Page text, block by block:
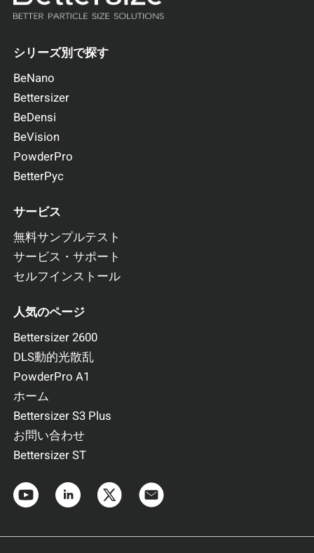
シリーズ別で探す
BeNano
Bettersizer
BeDensi
BeVision
PowderPro
BetterPyc
サービス
無料サンプルテスト
サービス・サポート
セルフインストール
人気のページ
Bettersizer 2600
DLS動的光散乱
PowderPro A1
ホーム
Bettersizer S3 Plus
お問い合わせ
Bettersizer ST